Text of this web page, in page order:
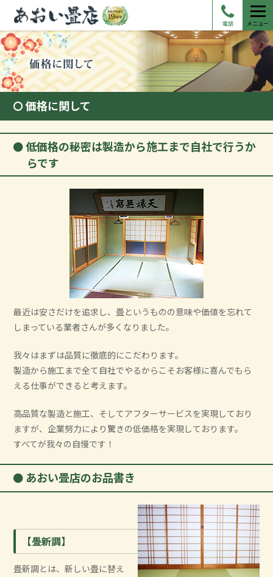
電話 メニュー
価格に関して
低価格の秘密は製造から施工まで自社で行うか
らです
最近は安さだけを追求し、畳というものの意味や価値を忘れて
しまっている業者さんが多くなりました。
我々はまずは品質に徹底的にこだわります。
製造から施工まで全て自社でやるからこそお客様に喜んでもら
える仕事ができると考えます。
高品質な製造と施工、そしてアフターサービスを実現しており
ますが、企業努力により驚きの低価格を実現しております。
すべてが我々の自慢です！
あおい畳店のお品書き
【畳新調】
畳新調とは、新しい畳に替え